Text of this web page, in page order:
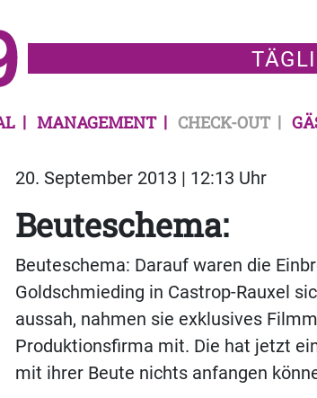
MANAGEMENT CHECK-OUT
20. September 2013 | 12:13 Uhr
Beuteschema:
Beuteschema: Darauf waren die
Goldschmieding in Castrop-Rauxel
aussah, nahmen sie exklusives
Produktionsfirma mit. Die hat jetzt
mit ihrer Beute nichts anfangen